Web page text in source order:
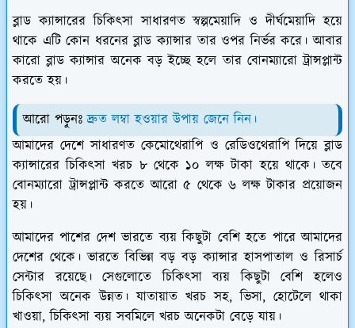
ব্লাড ক্যান্সারের চিকিৎসা সাধারণত স্বল্পমেয়াদি ও দীর্ঘমেয়াদি হয়ে
থাকে এটি কোন ধরনের ব্লাড ক্যান্সার তার ওপর নির্ভর করে। আবার
কারো ব্লাড ক্যান্সার অনেক বড় ইচ্ছে হলে তার বোনম্যারো ট্রান্সপ্লান্ট
করতে হয়।
আরো পড়ুনঃদ্রুত লম্বা হওয়ার উপায় জেনে নিন।
আমাদের দেশে সাধারণত কেমোথেরাপি ও রেডিওথেরাপি দিয়ে ব্লাড
ক্যান্সারের চিকিৎসা খরচ ৮ থেকে ১০ লক্ষ টাকা হয়ে থাকে। তবে
বোনম্যারো ট্রান্সপ্লান্ট করতে আরো ৫ থেকে ৬ লক্ষ টাকার প্রয়োজন
হয়।
আমাদের পাশের দেশ ভারতে ব্যয় কিছুটা বেশি হতে পারে আমাদের
দেশের থেকে। ভারতে বিভিন্ন বড় বড় ক্যান্সার হাসপাতাল ও রিসার্চ
সেন্টার রয়েছে। সেগুলোতে চিকিৎসা ব্যয় কিছুটা বেশি হলেও
চিকিৎসা অনেক উন্নত। যাতায়াত খরচ সহ, ভিসা, হোটেলে থাকা
খাওয়া, চিকিৎসা ব্যয় সবমিলে খরচ অনেকটা বেড়ে যায়।